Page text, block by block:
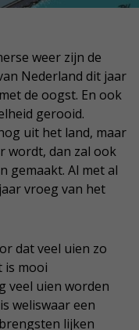
weer zijn de
Nederland dit jaar
de oogst. En ook
gerooid.
uit het land, maar
wordt, dan zal ook
gemaakt. Al met al
vroeg van het
dat veel uien zo
is mooi
veel uien worden
weliswaar een
lijken